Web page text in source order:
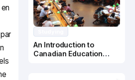
An Introduction to
Canadian Education